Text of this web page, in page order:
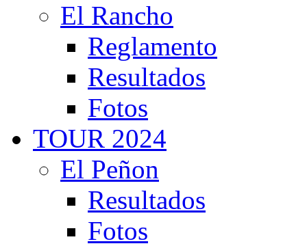
El Rancho
Reglamento
Resultados
Fotos
TOUR 2024
El Peñon
Resultados
Fotos